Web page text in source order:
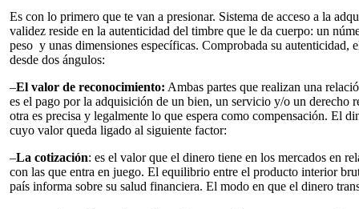
Es con lo primero que te van a presionar. Sistema de acceso a la
validez reside en la autenticidad del timbre que le da cuerpo: un
peso y unas dimensiones específicas. Comprobada su autenticidad,
desde dos ángulos:
–El valor de reconocimiento: Ambas partes que realizan una
es el pago por la adquisición de un bien, un servicio y/o un derecho
otra es precisa y legalmente lo que espera como compensación. El
cuyo valor queda ligado al siguiente factor:
–La cotización: es el valor que el dinero tiene en los mercados en
con las que entra en juego. El equilibrio entre el producto interior
país informa sobre su salud financiera. El modo en que el dinero